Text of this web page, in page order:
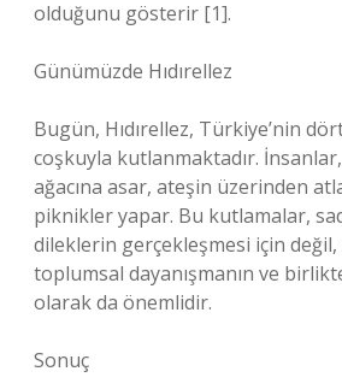
olduğunu gösterir [1].
Günümüzde Hıdırellez
Bugün, Hıdırellez, Türkiye’nin
coşkuyla kutlanmaktadır.
ağacına asar, ateşin üzerinden
piknikler yapar. Bu kutlamalar,
dileklerin gerçekleşmesi için değil,
toplumsal dayanışmanın ve
olarak da önemlidir.
Sonuç